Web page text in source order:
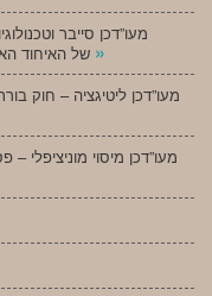
מעו”דכן סייבר
»
מעו”דכן ליטיגציה – חוק
מעו”דכן מיסוי מוניציפלי